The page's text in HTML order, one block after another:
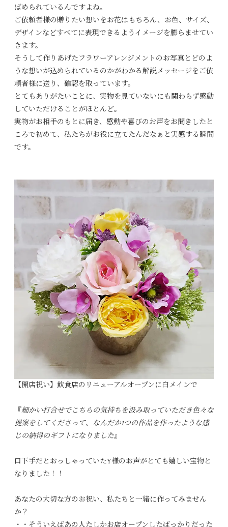
ばめられているんですよね。
ご依頼者様の贈りたい想いをお花はもちろん、お色、サイズ、
デザインなどすべてに表現できるようイメージを膨らませてい
きます。
そうして作りあげたフラワーアレンジメントのお写真とどのよ
うな想いが込められているのかがわかる解説メッセージをご依
頼者様に送り、確認を取っています。
とてもありがたいことに、実物を見ていないにも関わらず感動
していただけることがほとんど。
実物がお相手のもとに届き、感動や喜びのお声をお聞きしたと
ころで初めて、私たちがお役に立てたんだなぁと実感する瞬間
です。
【開店祝い】飲食店のリニューアルオープンに白メインで
『細かい打合せでこちらの気持ちを汲み取っていただき色々な
提案をしてくださって、なんだか1つの作品を作ったような感
じの納得のギフトになりました』
口下手だとおっしゃっていたY様のお声がとても嬉しい宝物と
なりました！！
あなたの大切な方のお祝い、私たちと一緒に作ってみません
か？
・・そういえばあの人たしかお店オープンしたばっかりだった